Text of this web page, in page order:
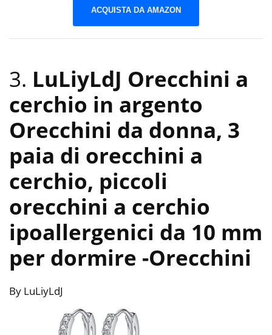
ACQUISTA DA AMAZON
3. LuLiyLdJ Orecchini a
cerchio in argento
Orecchini da donna, 3
paia di orecchini a
cerchio, piccoli
orecchini a cerchio
ipoallergenici da 10 mm
per dormire -Orecchini
By LuLiyLdJ